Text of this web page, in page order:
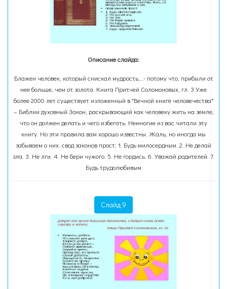
Описание слайда:
Блажен человек, который снискал мудрость,…- потому что, прибыли от
нее больше, чем от золота. Книга Притчей Соломоновых, гл. 3 Уже
более 2000 лет существует изложенный в "Вечной книге человечества"
– Библии духовный Закон, раскрывающий как человеку жить на земле,
что он должен делать и чего избегать. Немногие из вас читали эту
книгу. Но эти правила вам хорошо известны. Жаль, но иногда мы
забываем о них. свод законов прост: 1. Будь милосердным. 2. Не делай
зла. 3. Не лги. 4. Не бери чужого. 5. Не гордись. 6. Уважай родителей. 7.
Будь трудолюбивым
Слайд 9